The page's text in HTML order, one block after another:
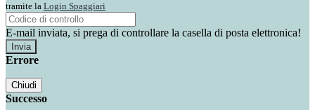
tramite la Login Spaggiari
E-mail inviata, si prega di controllare la casella di posta elettronica!
Errore
Chiudi
Successo